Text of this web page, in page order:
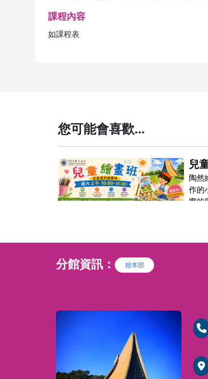
課程內容
如課程表
您可能會喜歡...
兒
陶然
作的
實的
分館資訊： 校本部